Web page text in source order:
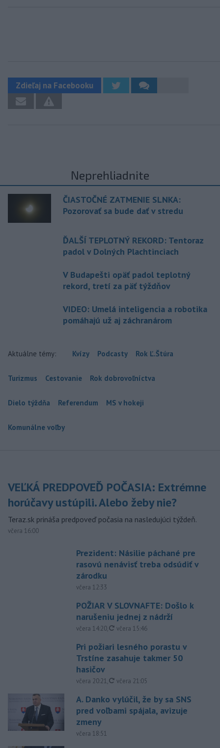
Zdieľaj na Facebooku
Neprehliadnite
ČIASTOČNÉ ZATMENIE SLNKA:
Pozorovať sa bude dať v stredu
ĎALŠÍ TEPLOTNÝ REKORD: Tentoraz
padol v Dolných Plachtinciach
V Budapešti opäť padol teplotný
rekord, tretí za päť týždňov
VIDEO: Umelá inteligencia a robotika
pomáhajú už aj záchranárom
Aktuálne témy: Kvízy Podcasty Rok Ľ.Štúra
Turizmus Cestovanie Rok dobrovoľníctva
Dielo týždňa Referendum MS v hokeji
Komunálne voľby
VEĽKÁ PREDPOVEĎ POČASIA: Extrémne
horúčavy ustúpili. Alebo žeby nie?
Teraz.sk prináša predpoveď počasia na nasledujúci týždeň.
včera 16:00
Prezident: Násilie páchané pre
rasovú nenávisť treba odsúdiť v
zárodku
včera 12:33
POŽIAR V SLOVNAFTE: Došlo k
narušeniu jednej z nádrží
včera 14:20, aktualizované
včera 15:46
Pri požiari lesného porastu v
Trstíne zasahuje takmer 50
hasičov
včera 20:21, aktualizované
včera 21:05
A. Danko vylúčil, že by sa SNS
pred voľbami spájala, avizuje
zmeny
včera 18:51